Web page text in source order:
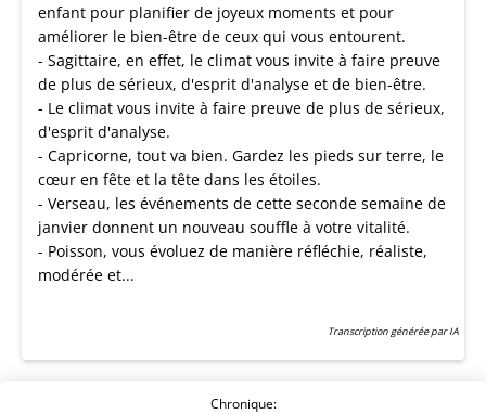
enfant pour planifier de joyeux moments et pour
améliorer le bien-être de ceux qui vous entourent.
- Sagittaire, en effet, le climat vous invite à faire preuve
de plus de sérieux, d'esprit d'analyse et de bien-être.
- Le climat vous invite à faire preuve de plus de sérieux,
d'esprit d'analyse.
- Capricorne, tout va bien. Gardez les pieds sur terre, le
cœur en fête et la tête dans les étoiles.
- Verseau, les événements de cette seconde semaine de
janvier donnent un nouveau souffle à votre vitalité.
- Poisson, vous évoluez de manière réfléchie, réaliste,
modérée et...
Transcription générée par IA
Chronique: